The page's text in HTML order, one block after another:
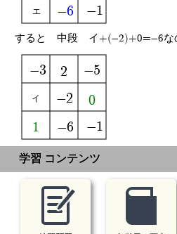
-1
エ -6
すると 中段 イ+(-2)+0=-6な
-3
-2
-1
2
イ
-5
-6
0
1
学習 コンテンツ